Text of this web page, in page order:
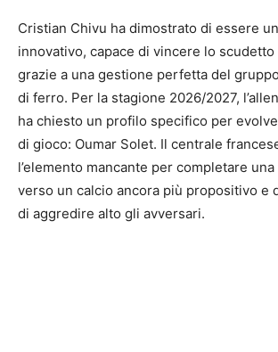
Cristian Chivu ha dimostrato di essere
innovativo, capace di vincere lo
grazie a una gestione perfetta del
di ferro. Per la stagione 2026/2027,
ha chiesto un profilo specifico per
di gioco: Oumar Solet. Il centrale
l’elemento mancante per completare
verso un calcio ancora più propositivo e
di aggredire alto gli avversari.